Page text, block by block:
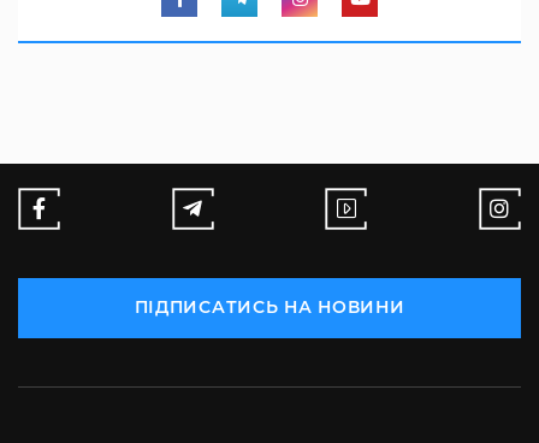
ПІДПИСАТИСЬ НА НОВИНИ